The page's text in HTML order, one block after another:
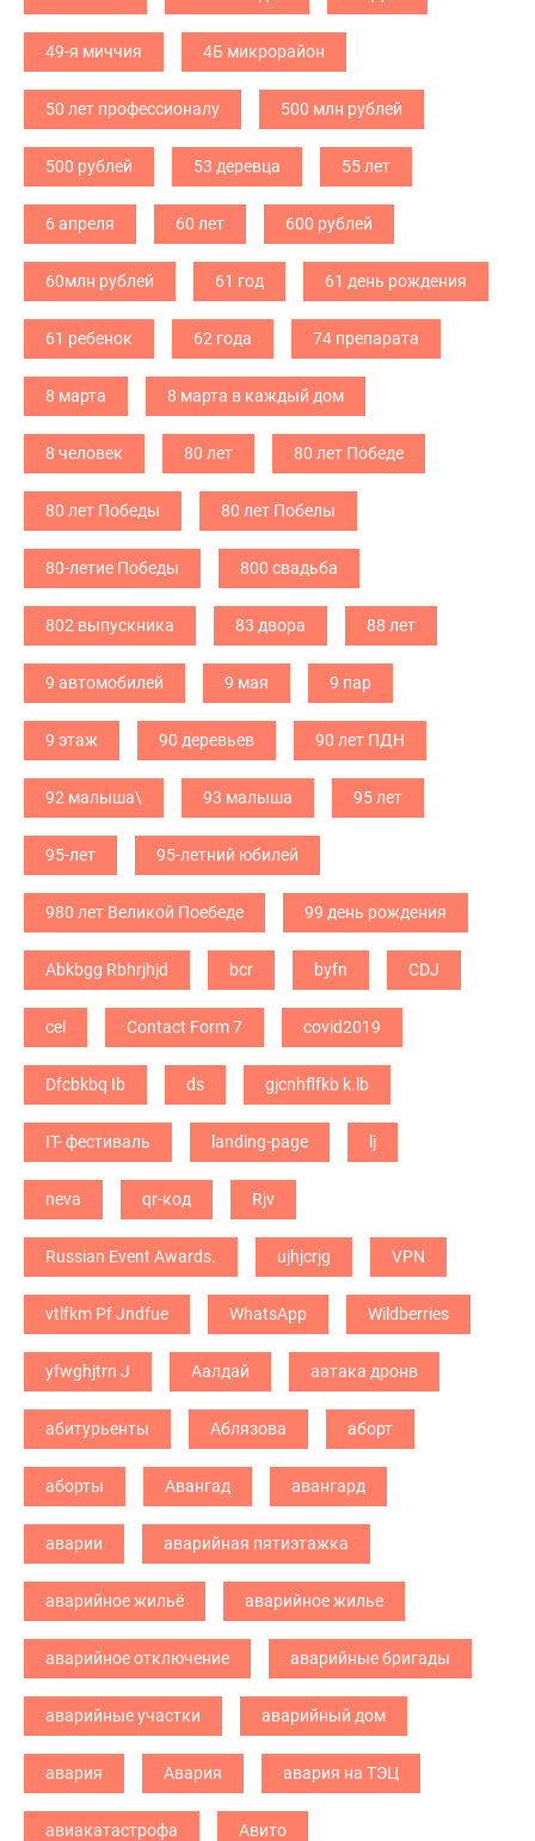
49-я миччия 4Б микрорайон
50 лет профессионалу 500 млн рублей
500 рублей 53 деревца 55 лет
6 апреля 60 лет 600 рублей
60млн рублей 61 год 61 день рождения
61 ребенок 62 года 74 препарата
8 марта 8 марта в каждый дом
8 человек 80 лет 80 лет Победе
80 лет Победы 80 лет Побелы
80-летие Победы 800 свадьба
802 выпускника 83 двора 88 лет
9 автомобилей 9 мая 9 пар
9 этаж 90 деревьев 90 лет ПДН
92 малыша\ 93 малыша 95 лет
95-лет 95-летний юбилей
980 лет Великой Поебеде 99 день рождения
Abkbgg Rbhrjhjd bcr byfn CDJ
cel Contact Form 7 covid2019
Dfcbkbq Ib ds gjcnhflfkb k.lb
IT- фестиваль landing-page lj
neva qr-код Rjv
Russian Event Awards. ujhjcrjg VPN
vtlfkm Pf Jndfue WhatsApp Wildberries
yfwghjtrn J Аалдай аатака дронв
абитурьенты Аблязова аборт
аборты Авангад авангард
аварии аварийная пятиэтажка
аварийное жильё аварийное жилье
аварийное отключение аварийные бригады
аварийные участки аварийный дом
авария Авария авария на ТЭЦ
авиакатастрофа Авито